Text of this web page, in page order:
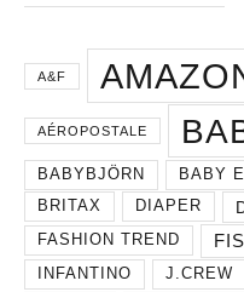
A&F
AÉROPOSTALE
BABYBJÖRN BABY
BRITAX
DIAPER
FASHION TREND
INFANTINO J.CREW